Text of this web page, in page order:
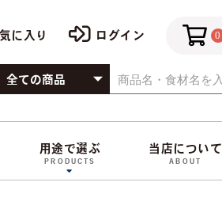
に入り ログイン 0
用途で選ぶ
PRODUCTS
当店について
ABOUT